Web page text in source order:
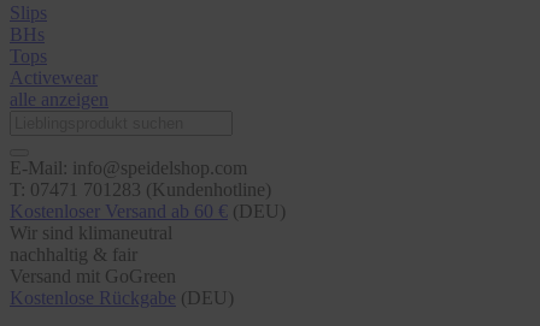
Slips
BHs
Tops
Activewear
alle anzeigen
E-Mail: info@speidelshop.com
T: 07471 701283 (Kundenhotline)
Kostenloser Versand ab 60 € (DEU)
Wir sind klimaneutral
nachhaltig & fair
Versand mit GoGreen
Kostenlose Rückgabe (DEU)